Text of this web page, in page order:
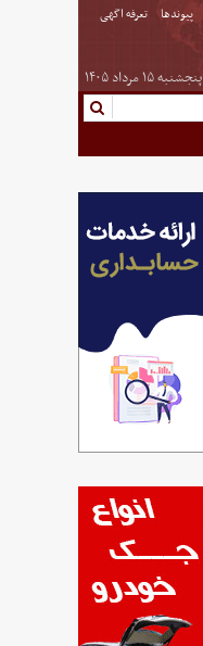
پیوندها تعرفه اگهی
پنجشنبه ۱۵ مرداد ۱۴۰۵